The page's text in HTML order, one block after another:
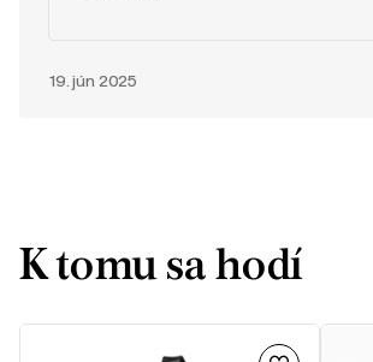
19. jún 2025
K tomu sa hodí